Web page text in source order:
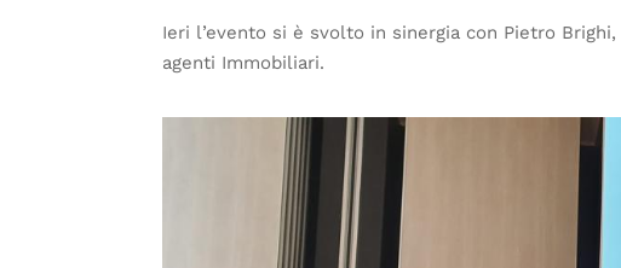
Ieri l’evento si è svolto in sinergia con Pietro
agenti Immobiliari.